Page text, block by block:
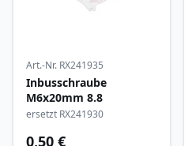
Art.-Nr. RX241935
Inbusschraube
M6x20mm 8.8
ersetzt RX241930
0,50 €